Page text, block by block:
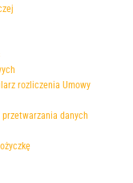
rozliczenia Umowy
danych